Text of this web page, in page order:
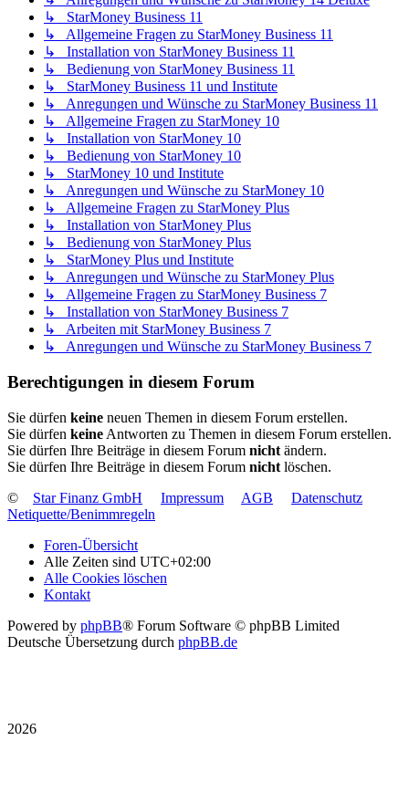
↳ StarMoney Business 11
↳ Allgemeine Fragen zu StarMoney Business 11
↳ Installation von StarMoney Business 11
↳ Bedienung von StarMoney Business 11
↳ StarMoney Business 11 und Institute
↳ Anregungen und Wünsche zu StarMoney Business 11
↳ Allgemeine Fragen zu StarMoney 10
↳ Installation von StarMoney 10
↳ Bedienung von StarMoney 10
↳ StarMoney 10 und Institute
↳ Anregungen und Wünsche zu StarMoney 10
↳ Allgemeine Fragen zu StarMoney Plus
↳ Installation von StarMoney Plus
↳ Bedienung von StarMoney Plus
↳ StarMoney Plus und Institute
↳ Anregungen und Wünsche zu StarMoney Plus
↳ Allgemeine Fragen zu StarMoney Business 7
↳ Installation von StarMoney Business 7
↳ Arbeiten mit StarMoney Business 7
↳ Anregungen und Wünsche zu StarMoney Business 7
Berechtigungen in diesem Forum
Sie dürfen keine neuen Themen in diesem Forum erstellen.
Sie dürfen keine Antworten zu Themen in diesem Forum erstellen.
Sie dürfen Ihre Beiträge in diesem Forum nicht ändern.
Sie dürfen Ihre Beiträge in diesem Forum nicht löschen.
©
Star Finanz GmbH Impressum AGB
Datenschutz
Netiquette/Benimmregeln
Foren-Übersicht
Alle Zeiten sind UTC+02:00
Alle Cookies löschen
Kontakt
Powered by phpBB® Forum Software © phpBB Limited
Deutsche Übersetzung durch phpBB.de
2026